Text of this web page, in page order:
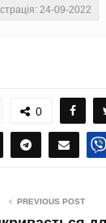
24-09-2022
0
PREVIOUS POST